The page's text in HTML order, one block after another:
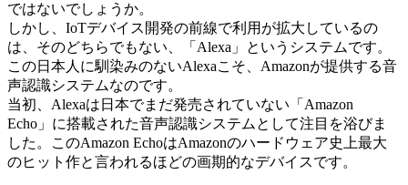
ではないでしょうか。
しかし、IoTデバイス開発の前線で利用が拡大しているの
は、そのどちらでもない、「Alexa」というシステムです。
この日本人に馴染みのないAlexaこそ、Amazonが提供する音
声認識システムなのです。
当初、Alexaは日本でまだ発売されていない「Amazon
Echo」に搭載された音声認識システムとして注目を浴びま
した。このAmazon EchoはAmazonのハードウェア史上最大
のヒット作と言われるほどの画期的なデバイスです。